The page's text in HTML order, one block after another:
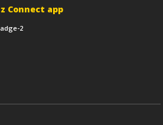
Connect app